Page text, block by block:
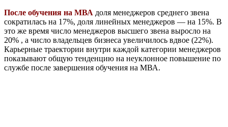
После обучения на МВА доля менеджеров среднего звена
сократилась на 17%, доля линейных менеджеров — на 15%. В
это же время число менеджеров высшего звена выросло на
20% , а число владельцев бизнеса увеличилось вдвое (22%).
Карьерные траектории внутри каждой категории менеджеров
показывают общую тенденцию на неуклонное повышение по
службе после завершения обучения на МВА.